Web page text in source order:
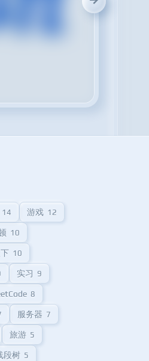
14 游戏 12
10
10
实习 9
8
服务器 7
旅游 5
段树 5